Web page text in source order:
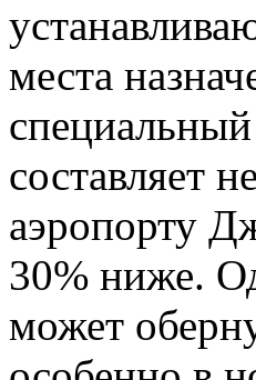
места
составляет
аэропорту
30% ниже.
может